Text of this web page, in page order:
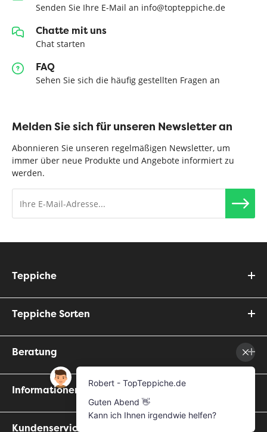
Senden Sie Ihre E-Mail an info@topteppiche.de
Chatte mit uns
Chat starten
FAQ
Sehen Sie sich die häufig gestellten Fragen an
Melden Sie sich für unseren Newsletter an
Abonnieren Sie unseren regelmäßigen Newsletter, um
immer über neue Produkte und Angebote informiert zu
werden.
Teppiche
Teppiche Sorten
Beratung
Informationen
Kundenservice